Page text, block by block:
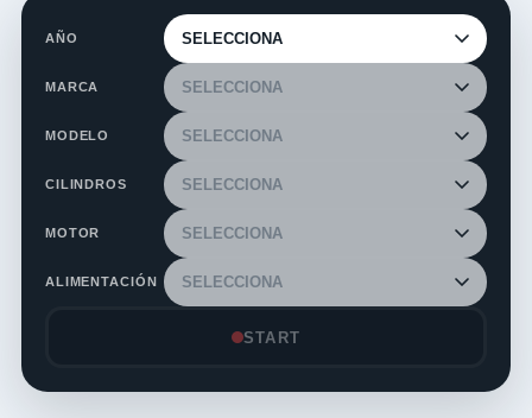
AÑO
MARCA
MODELO
CILINDROS
MOTOR
ALIMENTACIÓN
START